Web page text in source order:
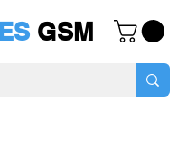
GSM